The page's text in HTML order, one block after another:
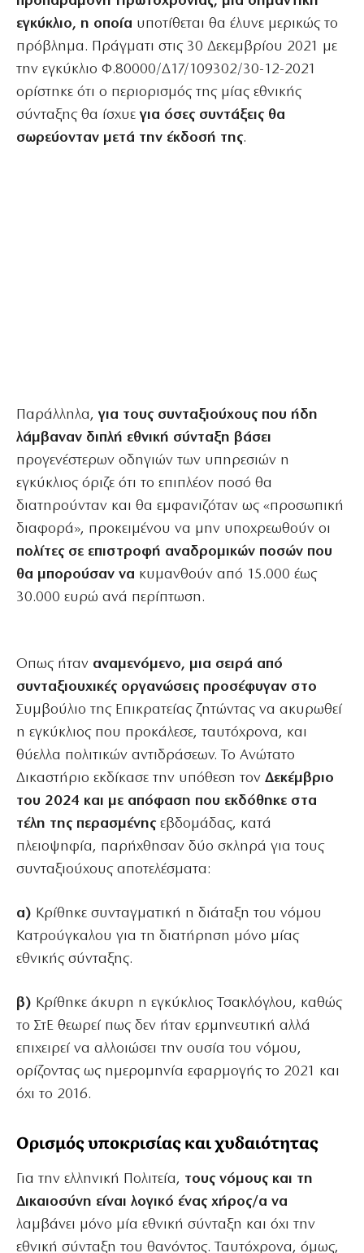
εγκύκλιο, η οποία υποτίθεται θα έλυνε μερικώς το
πρόβλημα. Πράγματι στις 30 Δεκεμβρίου 2021 με
την εγκύκλιο Φ.80000/Δ17/109302/30-12-2021
ορίστηκε ότι ο περιορισμός της μίας εθνικής
σύνταξης θα ίσχυεγια όσες συντάξεις θα
σωρεύονταν μετά την έκδοσή της.
Παράλληλα,για τους συνταξιούχους που ήδη
λάμβαναν διπλή εθνική σύνταξη βάσει
προγενέστερων οδηγιών των υπηρεσιών η
εγκύκλιος όριζε ότι το επιπλέον ποσό θα
διατηρούνταν και θα εμφανιζόταν ως «προσωπική
διαφορά», προκειμένου να μην υποχρεωθούν οι
πολίτες σε επιστροφή αναδρομικών ποσών που
θα μπορούσαν να κυμανθούν από 15.000 έως
30.000 ευρώ ανά περίπτωση.
Οπως ήταν αναμενόμενο, μια σειρά από
συνταξιουχικές οργανώσεις προσέφυγαν στο
Συμβούλιο της Επικρατείας ζητώντας να ακυρωθεί
η εγκύκλιος που προκάλεσε, ταυτόχρονα, και
θύελλα πολιτικών αντιδράσεων. Το Ανώτατο
Δικαστήριο εκδίκασε την υπόθεση τον Δεκέμβριο
του 2024 και με απόφαση που εκδόθηκε στα
τέλη της περασμένης εβδομάδας, κατά
πλειοψηφία, παρήχθησαν δύο σκληρά για τους
συνταξιούχους αποτελέσματα:
α) Κρίθηκε συνταγματική η διάταξη του νόμου
Κατρούγκαλου για τη διατήρηση μόνο μίας
εθνικής σύνταξης.
β) Κρίθηκε άκυρη η εγκύκλιος Τσακλόγλου, καθώς
το ΣτΕ θεωρεί πως δεν ήταν ερμηνευτική αλλά
επιχειρεί να αλλοιώσει την ουσία του νόμου,
ορίζοντας ως ημερομηνία εφαρμογής το 2021 και
όχι το 2016.
Ορισμός υποκρισίας και χυδαιότητας
Για την ελληνική Πολιτεία, τους νόμους και τη
Δικαιοσύνη είναι λογικό ένας χήρος/α να
λαμβάνει μόνο μία εθνική σύνταξη και όχι την
εθνική σύνταξη του θανόντος. Ταυτόχρονα, όμως,